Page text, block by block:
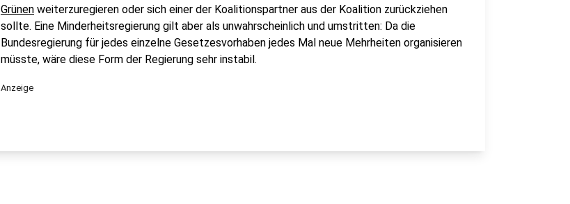
Grünen weiterzuregieren oder sich einer der Koalitionspartner aus der Koalition zurückziehen
sollte. Eine Minderheitsregierung gilt aber als unwahrscheinlich und umstritten: Da die
Bundesregierung für jedes einzelne Gesetzesvorhaben jedes Mal neue Mehrheiten organisieren
müsste, wäre diese Form der Regierung sehr instabil.
Anzeige